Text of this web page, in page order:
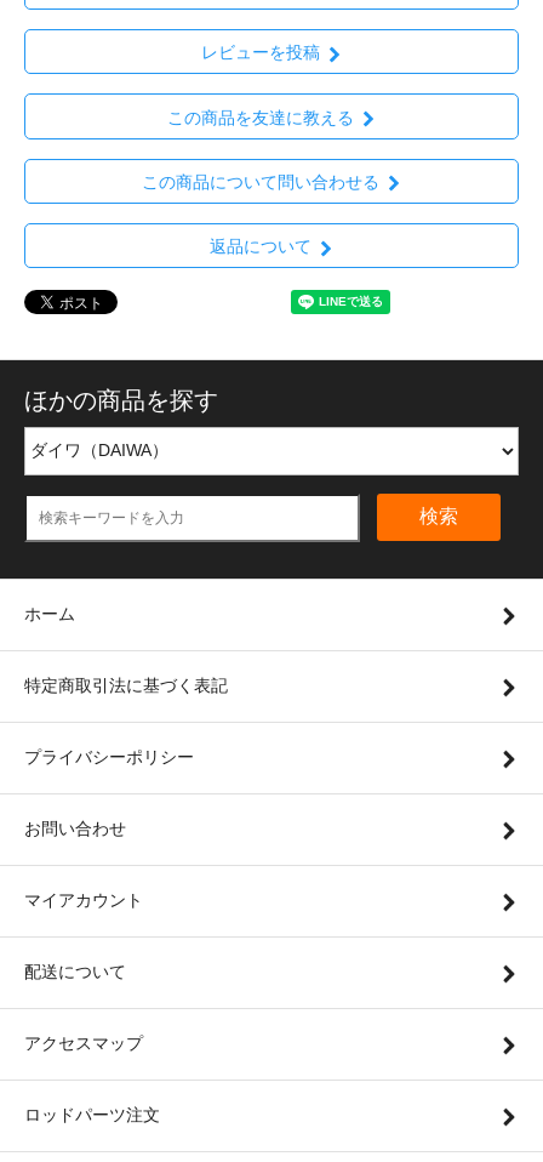
レビューを投稿
この商品を友達に教える
この商品について問い合わせる
返品について
ほかの商品を探す
検索
ホーム
特定商取引法に基づく表記
プライバシーポリシー
お問い合わせ
マイアカウント
配送について
アクセスマップ
ロッドパーツ注文